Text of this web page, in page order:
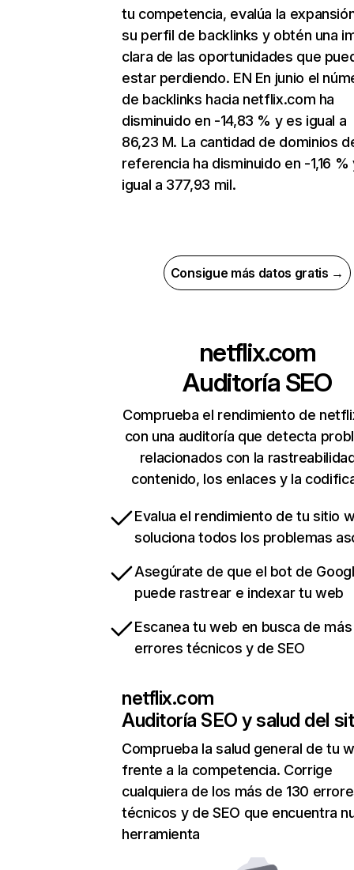
tu competencia, evalúa la
su perfil de backlinks y obtén una
clara de las oportunidades que
estar perdiendo. EN En junio el
de backlinks hacia netflix.com ha
disminuido en -14,83 % y es igual a
86,23 M. La cantidad de dominios
referencia ha disminuido en -1,16 %
igual a 377,93 mil.
Consigue más datos gratis →
netflix.com
Auditoría SEO
Comprueba el rendimiento de
con una auditoría que detecta
relacionados con la
contenido, los enlaces y la
Evalua el rendimiento de tu sitio
soluciona todos los problemas
Asegúrate de que el bot de
puede rastrear e indexar tu web
Escanea tu web en busca de
errores técnicos y de SEO
netflix.com
Auditoría SEO y salud del
Comprueba la salud general de tu
frente a la competencia. Corrige
cualquiera de los más de 130
técnicos y de SEO que encuentra
herramienta